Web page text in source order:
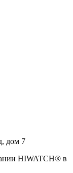
дом 7
HIWATCH® в